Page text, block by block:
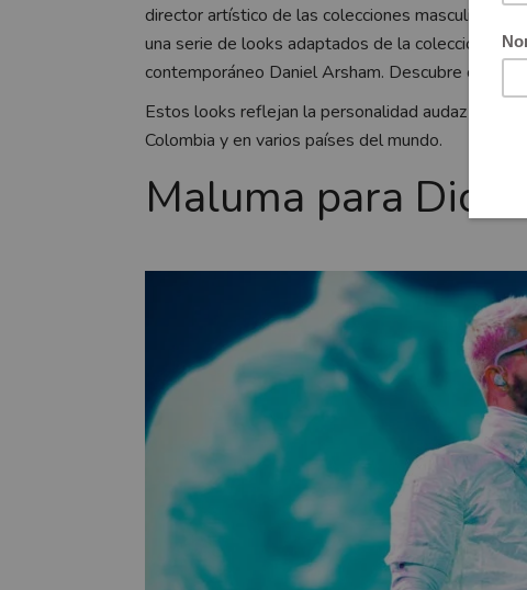
director artístico de las colecciones masculinas de
una serie de looks adaptados de la colección
contemporáneo Daniel Arsham. Descubre cómo
Estos looks reflejan la personalidad audaz y
Colombia y en varios países del mundo.
Maluma para Dior